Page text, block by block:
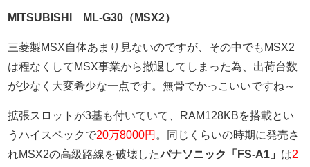
MITSUBISHI ML-G30（MSX2）
三菱製MSX自体あまり見ないのですが、その中でもMSX2
は程なくしてMSX事業から撤退してしまった為、出荷台数
が少なく大変希少な一点です。無骨でかっこいいですね～
拡張スロットが3基も付いていて、RAM128KBを搭載とい
うハイスペックで20万8000円 。同じくらいの時期に発売さ
れMSX2の高級路線を破壊したパナソニック「FS-A1」 は2